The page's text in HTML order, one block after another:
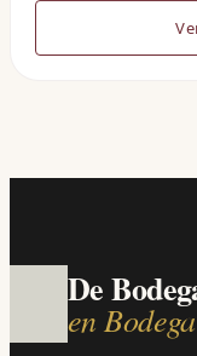
De
en Bodega